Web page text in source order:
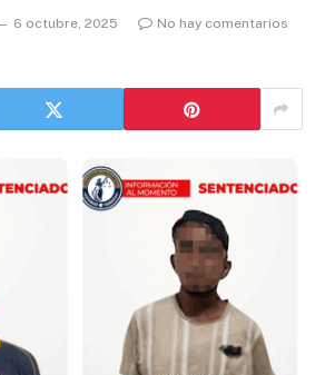
6 octubre, 2025
No hay comentarios